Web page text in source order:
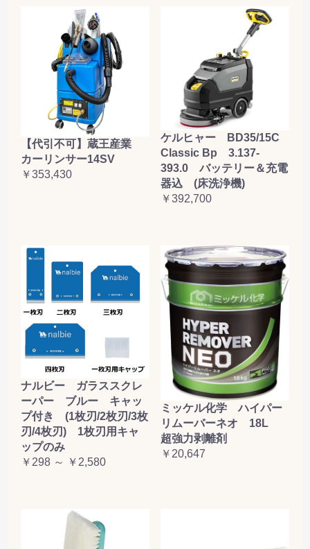
【代引不可】蔵王産業
カーリンサー14SV
￥353,430
ケルヒャー BD35/15C
Classic Bp 3.137-
393.0 バッテリー＆充電
器込 (床洗浄機)
￥392,700
ナルビー ガラススクレ
ーパー ブルー キャッ
プ付き (1枚刃/2枚刃/3枚
刃/4枚刃) 1枚刃用キャ
ップのみ
￥298 ～ ￥2,580
ミッケル化学 ハイパー
リムーバーネオ 18L
超強力剥離剤
￥20,647